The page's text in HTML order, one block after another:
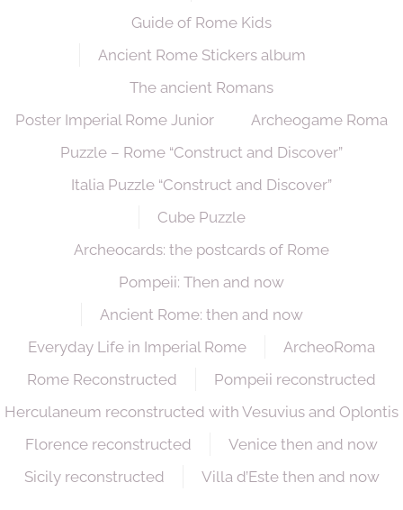
Guide of Rome Kids
Ancient Rome Stickers album
The ancient Romans
Poster Imperial Rome Junior
Archeogame Roma
Puzzle – Rome “Construct and Discover”
Italia Puzzle “Construct and Discover”
Cube Puzzle
Archeocards: the postcards of Rome
Pompeii: Then and now
Ancient Rome: then and now
Everyday Life in Imperial Rome
ArcheoRoma
Rome Reconstructed
Pompeii reconstructed
Herculaneum reconstructed with Vesuvius and Oplontis
Florence reconstructed
Venice then and now
Sicily reconstructed
Villa d’Este then and now